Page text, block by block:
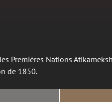
Premières Nations
de 1850.